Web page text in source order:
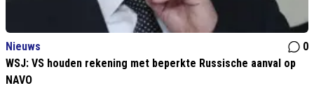
Nieuws
0
WSJ: VS houden rekening met beperkte Russische aanval op
NAVO